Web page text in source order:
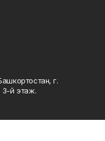
г.
3-й этаж.